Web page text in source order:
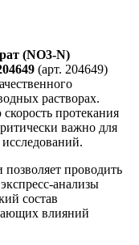
(NO3-N)
(арт. 204649)
растворах.
протекания
важно для
проводить
анализы
состав
влияний